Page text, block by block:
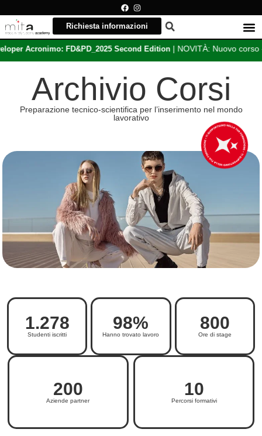
Richiesta informazioni
FD&PD_2025 Second Edition| NOVITÀ: Nuovo corso -Fashion
Archivio Corsi
Preparazione tecnico-scientifica per l’inserimento nel mondo
lavorativo
Studenti iscritti
1.278
Hanno trovato lavoro
98%
Ore di stage
800
Aziende partner
200
Percorsi formativi
10